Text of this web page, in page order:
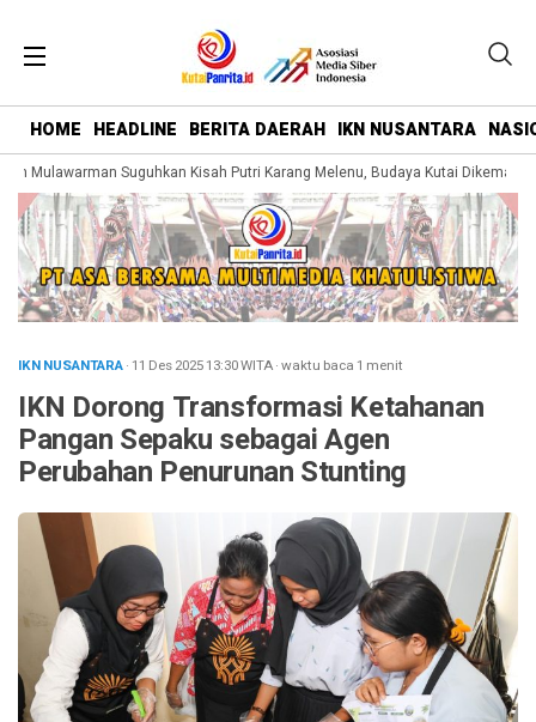
HOME HEADLINE BERITA DAERAH IKN NUSANTARA
Mulawarman Suguhkan Kisah Putri Karang Melenu, Budaya Kutai Dikemas
IKN NUSANTARA· 11 Des 202513:30WITA·waktu baca 1 menit
IKN Dorong Transformasi Ketahanan
Pangan Sepaku sebagai Agen
Perubahan Penurunan Stunting